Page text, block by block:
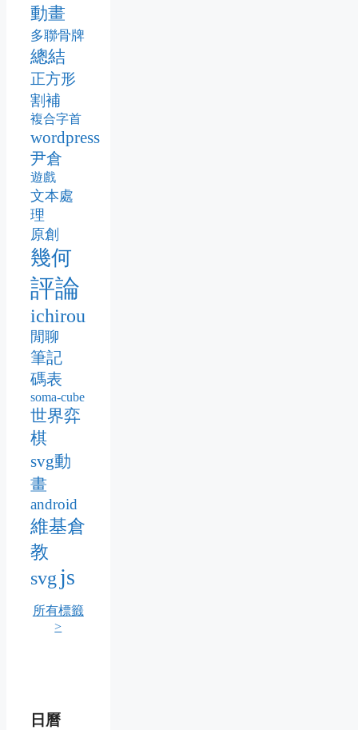
動畫
多聯骨牌
總結
正方形
割補
複合字首
wordpress
尹倉
遊戲
文本處
理
原創
幾何
評論
ichirou
閒聊
筆記
碼表
soma-cube
世界弈
棋
svg動
畫
android
維基倉
教
svg js
所有標籤
>
日曆